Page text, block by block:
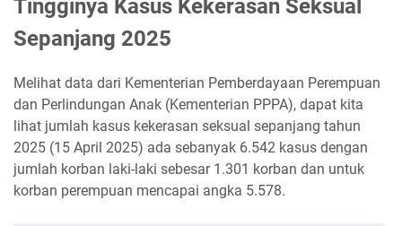
Tingginya Kasus Kekerasan Seksual
Sepanjang 2025
Melihat data dari Kementerian Pemberdayaan Perempuan
dan Perlindungan Anak (Kementerian PPPA), dapat kita
lihat jumlah kasus kekerasan seksual sepanjang tahun
2025 (15 April 2025) ada sebanyak 6.542 kasus dengan
jumlah korban laki-laki sebesar 1.301 korban dan untuk
korban perempuan mencapai angka 5.578.